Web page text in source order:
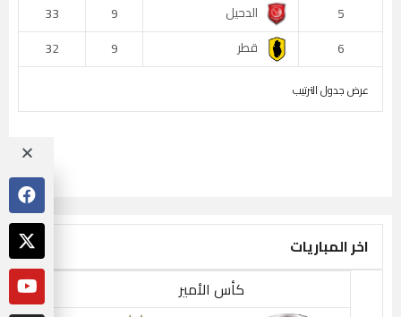
5
الدحيل 9
33
6
قطر 9
32
عرض جدول الترتيب
اخر المباريات
كأس الأمير